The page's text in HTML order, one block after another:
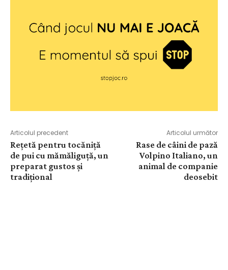
Articolul precedent
Rețetă pentru tocăniță
de pui cu mămăliguță, un
preparat gustos și
tradițional
Articolul următor
Rase de câini de pază
Volpino Italiano, un
animal de companie
deosebit